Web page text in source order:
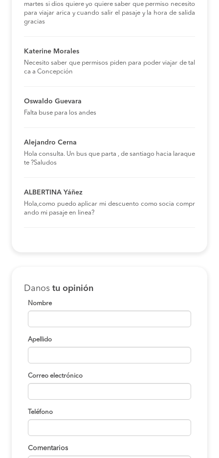
martes si dios quiere yo quiere saber que permiso necesito
para viajar arica y cuando salir el pasaje y la hora de salida
gracias
Katerine Morales
Necesito saber que permisos piden para poder viajar de tal
ca a Concepción
Oswaldo Guevara
Falta buse para los andes
Alejandro Cerna
Hola consulta. Un bus que parta , de santiago hacia laraque
te ?Saludos
ALBERTINA Yáñez
Hola,como puedo aplicar mi descuento como socia compr
ando mi pasaje en linea?
Danos tu opinión
Nombre
Apellido
Correo electrónico
Teléfono
Comentarios